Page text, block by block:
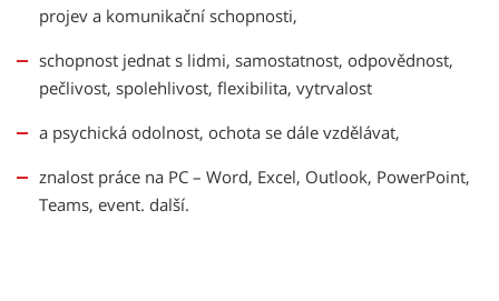
projev a komunikační schopnosti,
schopnost jednat s lidmi, samostatnost, odpovědnost,
pečlivost, spolehlivost, flexibilita, vytrvalost
a psychická odolnost, ochota se dále vzdělávat,
znalost práce na PC – Word, Excel, Outlook, PowerPoint,
Teams, event. další.